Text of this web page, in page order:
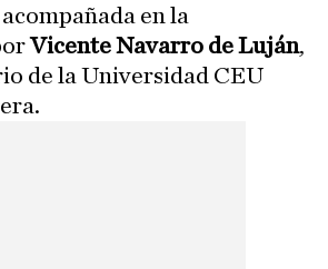
en la
Vicente Navarro de Luján,
de la Universidad CEU